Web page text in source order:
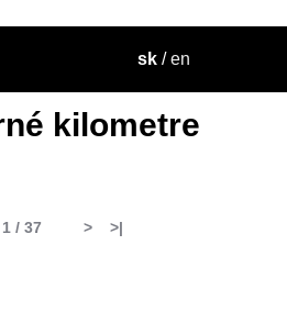
sk /en
kilometre
1 / 37 > >|